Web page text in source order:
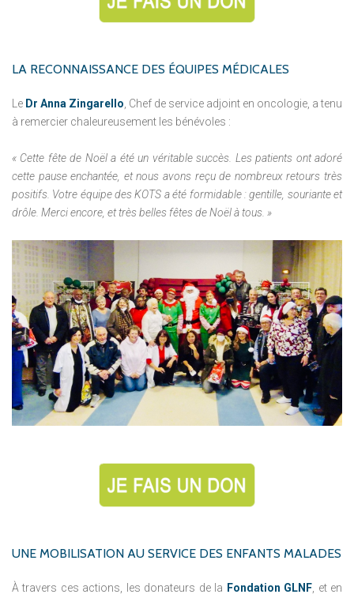
LA RECONNAISSANCE DES ÉQUIPES MÉDICALES
Le Dr Anna Zingarello , Chef de service adjoint en oncologie, a tenu
à remercier chaleureusement les bénévoles :
« Cette fête de Noël a été un véritable succès. Les patients ont adoré
cette pause enchantée, et nous avons reçu de nombreux retours très
positifs. Votre équipe des KOTS a été formidable : gentille, souriante et
drôle. Merci encore, et très belles fêtes de Noël à tous. »
UNE MOBILISATION AU SERVICE DES ENFANTS MALADES
À travers ces actions, les donateurs de la Fondation GLNF , et en